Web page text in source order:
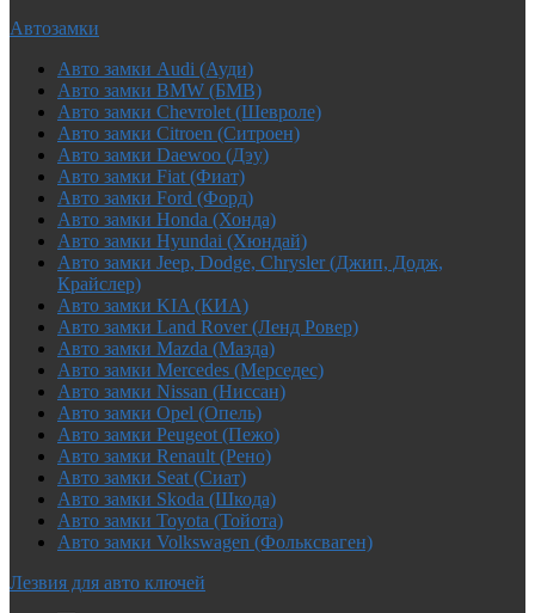
Автозамки
Авто замки Audi (Ауди)
Авто замки BMW (БМВ)
Авто замки Chevrolet (Шевроле)
Авто замки Citroen (Ситроен)
Авто замки Daewoo (Дэу)
Авто замки Fiat (Фиат)
Авто замки Ford (Форд)
Авто замки Honda (Хонда)
Авто замки Hyundai (Хюндай)
Авто замки Jeep, Dodge, Chrysler (Джип, Додж,
Крайслер)
Авто замки KIA (КИА)
Авто замки Land Rover (Ленд Ровер)
Авто замки Mazda (Мазда)
Авто замки Mercedes (Мерседес)
Авто замки Nissan (Ниссан)
Авто замки Opel (Опель)
Авто замки Peugeot (Пежо)
Авто замки Renault (Рено)
Авто замки Seat (Сиат)
Авто замки Skoda (Шкода)
Авто замки Toyota (Тойота)
Авто замки Volkswagen (Фольксваген)
Лезвия для авто ключей